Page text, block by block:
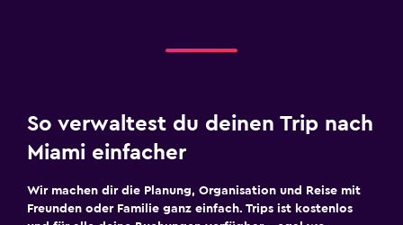
So verwaltest du deinen Trip nach
Miami einfacher
Wir machen dir die Planung, Organisation und Reise mit
Freunden oder Familie ganz einfach. Trips ist kostenlos